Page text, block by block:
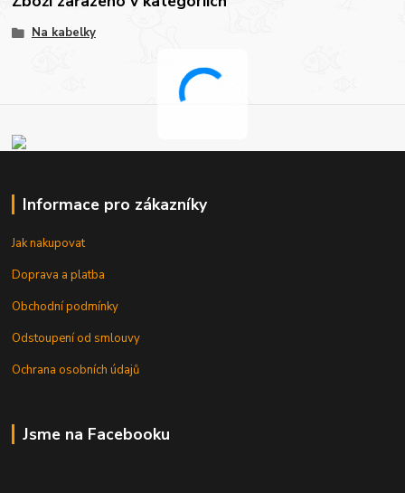
Na kabelky
Informace pro zákazníky
Jak nakupovat
Doprava a platba
Obchodní podmínky
Odstoupení od smlouvy
Ochrana osobních údajů
Jsme na Facebooku